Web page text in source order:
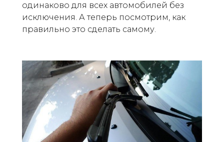
одинаково для всех автомобилей без
исключения. А теперь посмотрим, как
правильно это сделать самому.